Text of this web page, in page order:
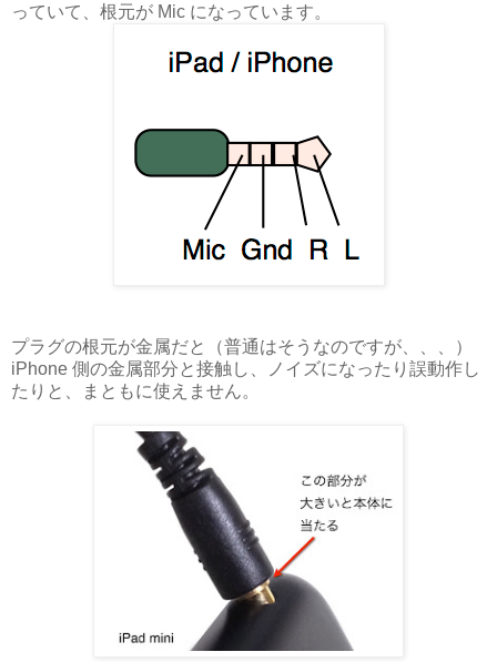
っていて、根元が Mic になっています。
プラグの根元が金属だと（普通はそうなのですが、、、）
iPhone 側の金属部分と接触し、ノイズになったり誤動作し
たりと、まともに使えません。